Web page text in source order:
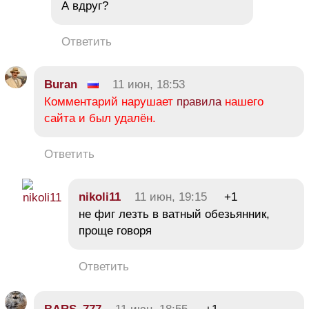
А вдруг?
Ответить
Buran
11 июн, 18:53
Комментарий нарушает правила нашего
сайта и был удалён.
Ответить
nikoli11 11 июн, 19:15
+1
не фиг лезть в ватный обезьянник,
проще говоря
Ответить